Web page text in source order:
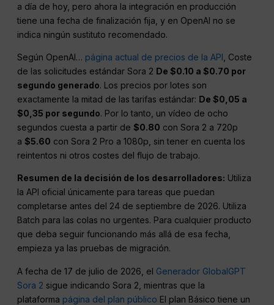
a día de hoy, pero ahora la integración en producción
tiene una fecha de finalización fija, y en OpenAI no se
indica ningún sustituto recomendado.
Según OpenAI… página actual de precios de la API , Coste
de las solicitudes estándar Sora 2 De $0.10 a $0.70 por
segundo generado. Los precios por lotes son
exactamente la mitad de las tarifas estándar: De $0,05 a
$0,35 por segundo. Por lo tanto, un vídeo de ocho
segundos cuesta a partir de$0.80 con Sora 2 a 720p
a$5.60 con Sora 2 Pro a 1080p, sin tener en cuenta los
reintentos ni otros costes del flujo de trabajo.
Resumen de la decisión de los desarrolladores: Utiliza
la API oficial únicamente para tareas que puedan
completarse antes del 24 de septiembre de 2026. Utiliza
Batch para las colas no urgentes. Para cualquier producto
que deba seguir funcionando más allá de esa fecha,
empieza ya las pruebas de migración.
A fecha de 17 de julio de 2026, el Generador GlobalGPT
Sora 2 sigue indicando Sora 2, mientras que la
plataforma página del plan público El plan Básico tiene un